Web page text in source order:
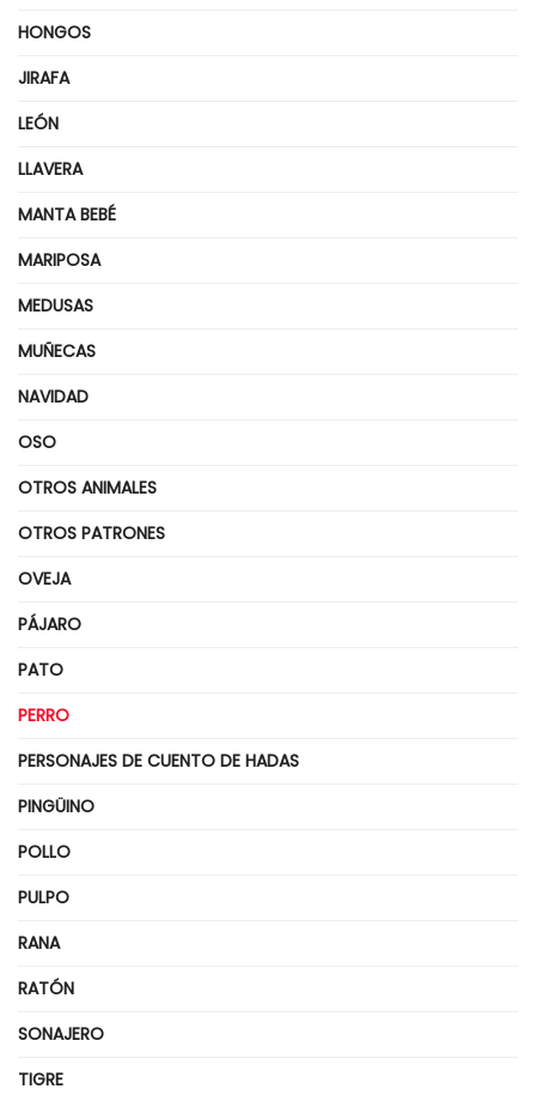
HONGOS
JIRAFA
LEÓN
LLAVERA
MANTA BEBÉ
MARIPOSA
MEDUSAS
MUÑECAS
NAVIDAD
OSO
OTROS ANIMALES
OTROS PATRONES
OVEJA
PÁJARO
PATO
PERRO
PERSONAJES DE CUENTO DE HADAS
PINGÜINO
POLLO
PULPO
RANA
RATÓN
SONAJERO
TIGRE